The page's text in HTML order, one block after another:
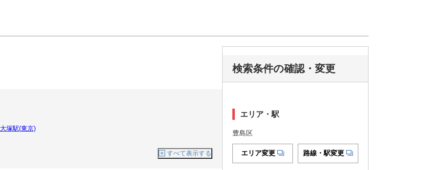
大塚駅(東京)
すべて表示する
検索条件の確認・変更
エリア・駅
豊島区
エリア変更 路線・駅変更